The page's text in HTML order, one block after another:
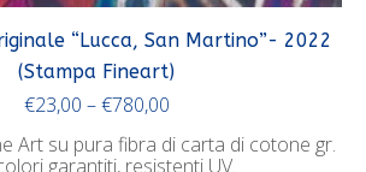
“Lucca, San Martino”- 2022
(Stampa Fineart)
€23,00 –€780,00
Art su pura fibra di carta di cotone gr.
garantiti, resistenti UV.